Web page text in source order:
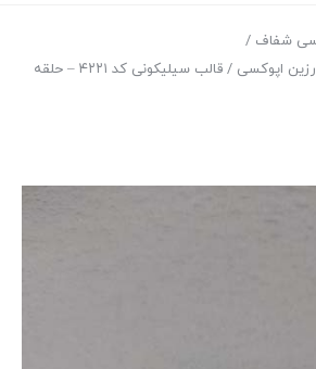
شفاف /
اپوکسی / قالب سیلیکونی کد ۴۲۲۱ – حلقه